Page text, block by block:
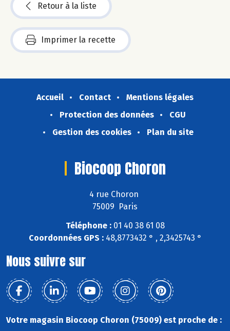
Retour à la liste
Imprimer la recette
Accueil Contact
Mentions légales
Protection des données
CGU
Gestion des cookies
Plan du site
Biocoop Choron
4 rue Choron
75009 Paris
Téléphone :01 40 38 61 08
Coordonnées GPS :48,8773432 ° , 2,3425743 °
Nous suivre sur
Votre magasin Biocoop Choron (75009) est proche de :